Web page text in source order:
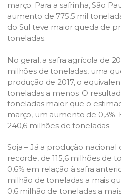
março. Para a safrinha, São
aumento de 775,5 mil
do Sul teve maior queda de
toneladas.
No geral, a safra agrícola de
milhões de toneladas, uma
produção de 2017, o
toneladas a menos. O
toneladas maior que o
março, um aumento de 0,3%.
240,6 milhões de toneladas.
Soja – Já a produção nacional
recorde, de 115,6 milhões de
0,6% em relação à safra
milhão de toneladas a mais
0,6 milhão de toneladas a